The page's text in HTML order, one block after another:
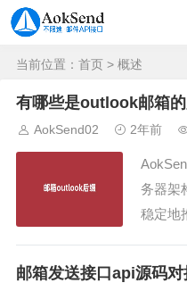
当前位置： 首页 > 概述
有哪些是outlook邮箱
AokSend02 2年前
务器架
稳定地
送的理
邮箱发送接口api源码